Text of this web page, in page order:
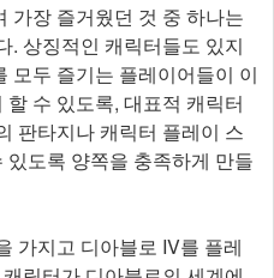
가장 즐거웠던 것 중 하나는
. 상징적인 캐릭터들도 있지
모두 즐기는 플레이어들이 이
수 있도록, 대표적 캐릭터
판타지나 캐릭터 플레이 스
도록 양쪽을 충족하게 만들
가지고 디아블로 IV를 플레